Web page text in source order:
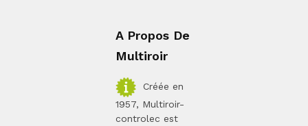
A Propos De
Multiroir
Créée en
1957, Multiroir-
controlec est